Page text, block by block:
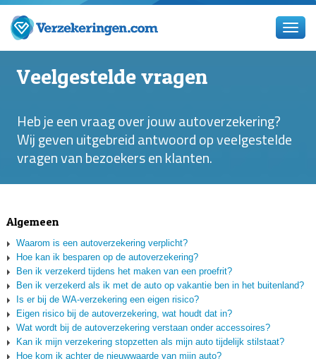
Veelgestelde vragen
Heb je een vraag over jouw autoverzekering?
Wij geven uitgebreid antwoord op veelgestelde
vragen van bezoekers en klanten.
Algemeen
Waarom is een autoverzekering verplicht?
Hoe kan ik besparen op de autoverzekering?
Ben ik verzekerd tijdens het maken van een proefrit?
Ben ik verzekerd als ik met de auto op vakantie ben in het buitenland?
Is er bij de WA-verzekering een eigen risico?
Eigen risico bij de autoverzekering, wat houdt dat in?
Wat wordt bij de autoverzekering verstaan onder accessoires?
Kan ik mijn verzekering stopzetten als mijn auto tijdelijk stilstaat?
Hoe kom ik achter de nieuwwaarde van mijn auto?